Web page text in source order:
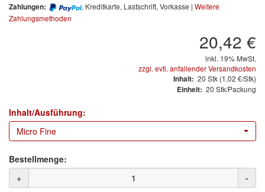
Mischfarben
3M
Zahlungen: , Kreditkarte, Lastschrift, Vorkasse | Weitere
Zahlungsmethoden
20,42 €
inkl. 19% MwSt.
zzgl. evtl. anfallender Versandkosten
Inhalt: 20 Stk (1,02 €/Stk)
Einheit: 20 Stk/Packung
Inhalt/Ausführung:
Micro Fine
Bestellmenge:
+
-